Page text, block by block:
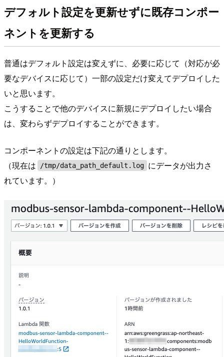
デフォルト設定を更新せずに既存コンポー
ネントを更新する
普通はデフォルト設定は変えずに、必要に応じて（対応が必
要なデバイスに応じて）一部の設定だけ変えてデプロイした
いと思います。
こうすることで他のデバイスに新規にデプロイしたい場合
は、変わらずデプロイすることができます。
コンポーネントの設定は下記の通りとします。
（現在は
/tmp/data_path_default.log にデータが出力さ
れています。）